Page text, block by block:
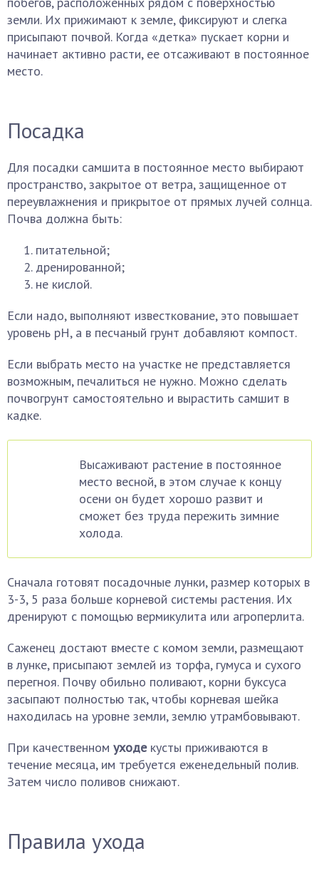
земли. Их прижимают к земле, фиксируют и слегка
присыпают почвой. Когда «детка» пускает корни и
начинает активно расти, ее отсаживают в постоянное
место.
Посадка
Для посадки самшита в постоянное место выбирают
пространство, закрытое от ветра, защищенное от
переувлажнения и прикрытое от прямых лучей солнца.
Почва должна быть:
питательной;
дренированной;
не кислой.
Если надо, выполняют известкование, это повышает
уровень pH, а в песчаный грунт добавляют компост.
Если выбрать место на участке не представляется
возможным, печалиться не нужно. Можно сделать
почвогрунт самостоятельно и вырастить самшит в
кадке.
Высаживают растение в постоянное
место весной, в этом случае к концу
осени он будет хорошо развит и
сможет без труда пережить зимние
холода.
Сначала готовят посадочные лунки, размер которых в
3-3, 5 раза больше корневой системы растения. Их
дренируют с помощью вермикулита или агроперлита.
Саженец достают вместе с комом земли, размещают
в лунке, присыпают землей из торфа, гумуса и сухого
перегноя. Почву обильно поливают, корни буксуса
засыпают полностью так, чтобы корневая шейка
находилась на уровне земли, землю утрамбовывают.
При качественном уходекусты приживаются в
течение месяца, им требуется еженедельный полив.
Затем число поливов снижают.
Правила ухода